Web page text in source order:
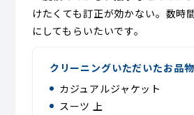
けたくても訂正が効かない。数時
にしてもらいたいです。
クリーニングいただいたお品物
カジュアルジャケット
スーツ 上